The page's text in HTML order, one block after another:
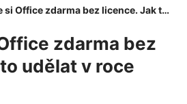
Stáhněte si Office zdarma bez licence. Jak to udělat v roce 2024?
zdarma bez
udělat v roce